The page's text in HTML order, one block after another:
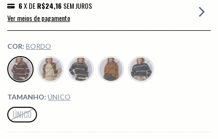
6X DER$24,16 SEM JUROS
Ver meios de pagamento
COR: BORDO
TAMANHO: ÚNICO
ÚNICO